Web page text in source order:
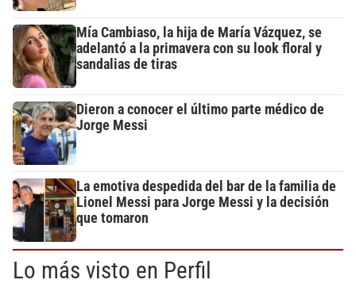
Mía Cambiaso, la hija de María Vázquez, se
adelantó a la primavera con su look floral y
sandalias de tiras
Dieron a conocer el último parte médico de
Jorge Messi
La emotiva despedida del bar de la familia de
Lionel Messi para Jorge Messi y la decisión
que tomaron
Lo más visto en Perfil